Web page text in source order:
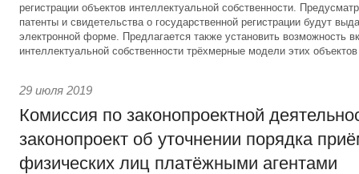
регистрации объектов интеллектуальной собственности.
патенты и свидетельства о государственной регистрации будут
электронной форме. Предлагается также установить возможность
интеллектуальной собственности трёхмерные модели этих
29 июля 2019
Комиссия по законопроектной
законопроект об уточнении порядка
физических лиц платёжными агентами